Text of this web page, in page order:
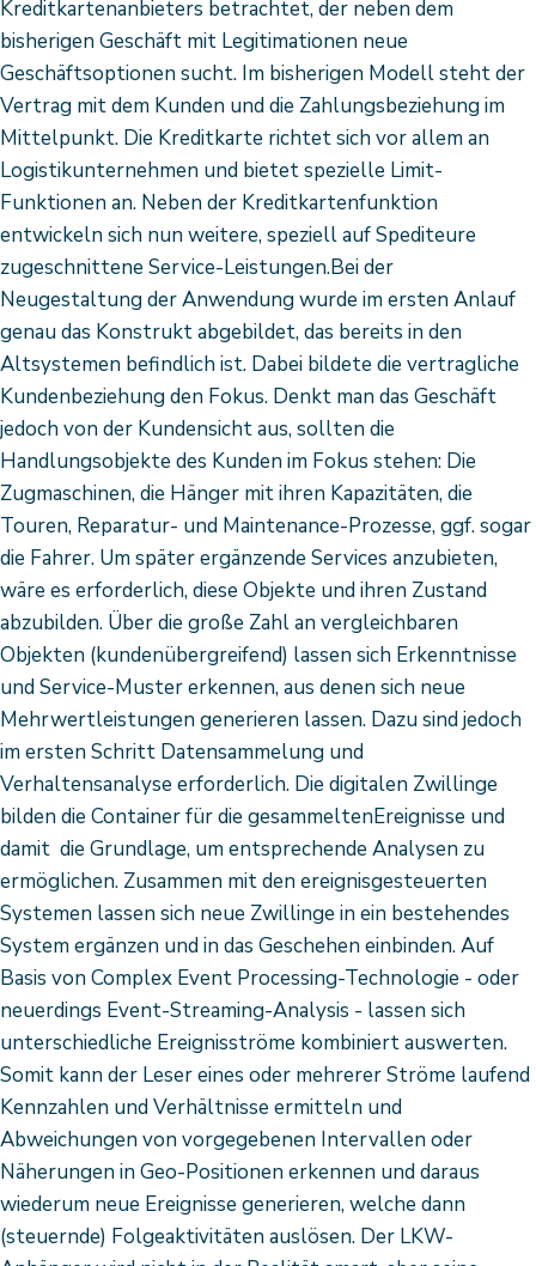
Kreditkartenanbieters betrachtet, der neben dem
bisherigen Geschäft mit Legitimationen neue
Geschäftsoptionen sucht. Im bisherigen Modell steht der
Vertrag mit dem Kunden und die Zahlungsbeziehung im
Mittelpunkt. Die Kreditkarte richtet sich vor allem an
Logistikunternehmen und bietet spezielle Limit-
Funktionen an. Neben der Kreditkartenfunktion
entwickeln sich nun weitere, speziell auf Spediteure
zugeschnittene Service-Leistungen.Bei der
Neugestaltung der Anwendung wurde im ersten Anlauf
genau das Konstrukt abgebildet, das bereits in den
Altsystemen befindlich ist. Dabei bildete die vertragliche
Kundenbeziehung den Fokus. Denkt man das Geschäft
jedoch von der Kundensicht aus, sollten die
Handlungsobjekte des Kunden im Fokus stehen: Die
Zugmaschinen, die Hänger mit ihren Kapazitäten, die
Touren, Reparatur- und Maintenance-Prozesse, ggf. sogar
die Fahrer. Um später ergänzende Services anzubieten,
wäre es erforderlich, diese Objekte und ihren Zustand
abzubilden. Über die große Zahl an vergleichbaren
Objekten (kundenübergreifend) lassen sich Erkenntnisse
und Service-Muster erkennen, aus denen sich neue
Mehrwertleistungen generieren lassen. Dazu sind jedoch
im ersten Schritt Datensammelung und
Verhaltensanalyse erforderlich. Die digitalen Zwillinge
bilden die Container für die gesammeltenEreignisse und
damit die Grundlage, um entsprechende Analysen zu
ermöglichen. Zusammen mit den ereignisgesteuerten
Systemen lassen sich neue Zwillinge in ein bestehendes
System ergänzen und in das Geschehen einbinden. Auf
Basis von Complex Event Processing-Technologie - oder
neuerdings Event-Streaming-Analysis - lassen sich
unterschiedliche Ereignisströme kombiniert auswerten.
Somit kann der Leser eines oder mehrerer Ströme laufend
Kennzahlen und Verhältnisse ermitteln und
Abweichungen von vorgegebenen Intervallen oder
Näherungen in Geo-Positionen erkennen und daraus
wiederum neue Ereignisse generieren, welche dann
(steuernde) Folgeaktivitäten auslösen. Der LKW-